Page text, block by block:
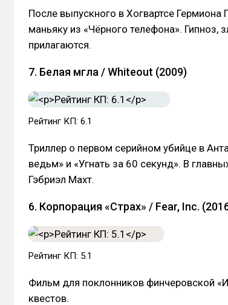
После выпускного в Хогвартсе Гермиона
маньяку из «Чёрного телефона». Гипноз,
прилагаются.
7. Белая мгла / Whiteout (2009)
Рейтинг КП: 6.1
Триллер о первом серийном убийце в
ведьм» и «Угнать за 60 секунд». В
Гэбриэл Махт.
6. Корпорация «Страх» / Fear, Inc.
Рейтинг КП: 5.1
Фильм для поклонников финчеровской
квестов.